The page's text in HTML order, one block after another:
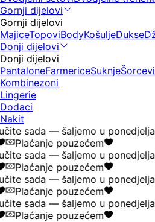
Gornji dijelovi
Gornji dijelovi
MajiceTopoviBodyKošuljeDukse
Donji dijelovi
Donji dijelovi
PantaloneFarmericeSuknjeŠorcevi
Kombinezoni
Lingerie
Dodaci
Nakit
sada — šaljemo u
Plaćanje pouzećem
sada — šaljemo u
Plaćanje pouzećem
sada — šaljemo u
Plaćanje pouzećem
sada — šaljemo u
Plaćanje pouzećem